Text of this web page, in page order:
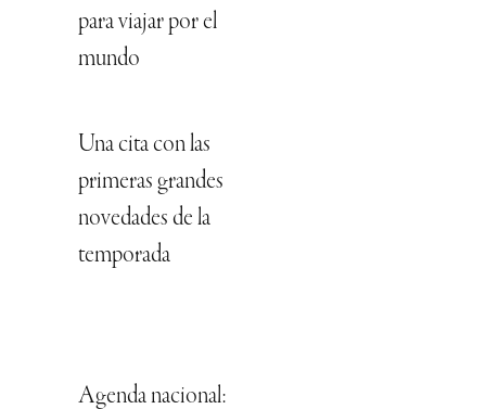
para viajar por el
mundo
Una cita con las
primeras grandes
novedades de la
temporada
Agenda nacional: